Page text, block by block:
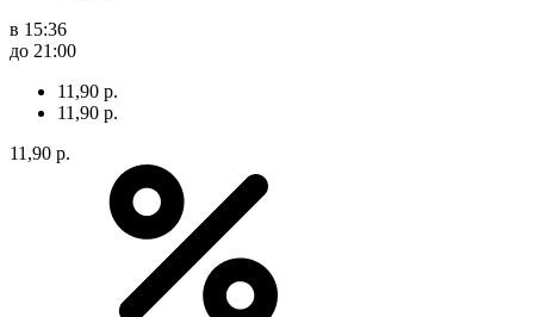
в 15:36
до 21:00
11,90 р.
11,90 р.
11,90 р.